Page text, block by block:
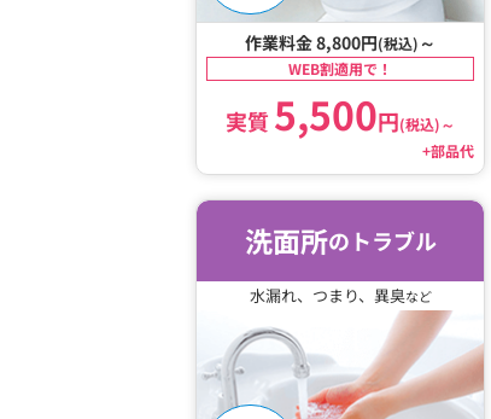
作業料金 8,800円(税込) ～
WEB割適用で！
実質 5,500円(税込)～
+部品代
洗面所のトラブル
水漏れ、つまり、異臭など